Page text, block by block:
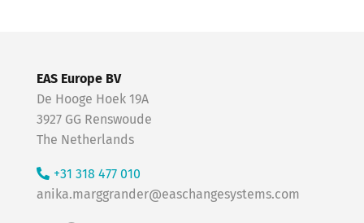
EAS Europe BV
De Hooge Hoek 19A
3927 GG Renswoude
The Netherlands
+31 318 477 010
anika.marggrander@easchangesystems.com